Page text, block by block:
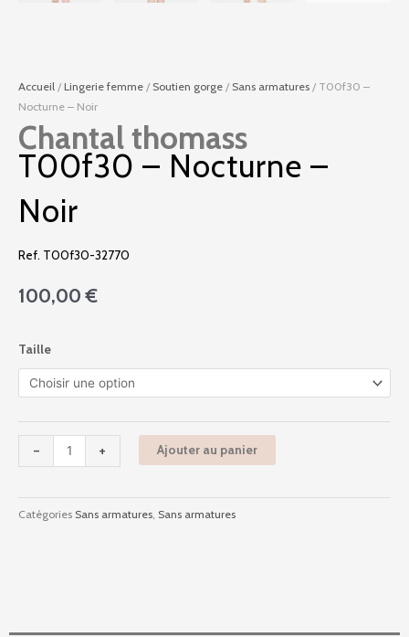
Accueil / Lingerie femme / Soutien gorge / Sans armatures / T00f30 –
Nocturne – Noir
Chantal thomass
T00f30 – Nocturne –
Noir
Ref. T00f30-32770
100,00€
Taille
-
de
T00f30
-
-
+ Ajouter au panier
Catégories Sans armatures Sans armatures